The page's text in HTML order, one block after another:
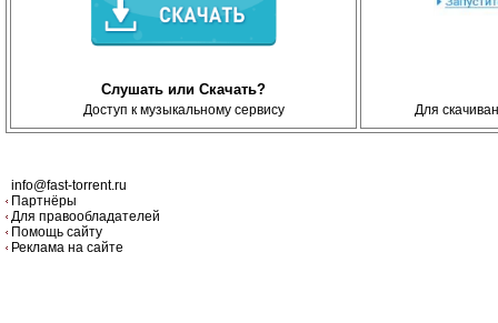
Слушать или Скачать?
Доступ к музыкальному сервису Для
info@fast-torrent.ru
Партнёры
Для правообладателей
Помощь сайту
Реклама на сайте